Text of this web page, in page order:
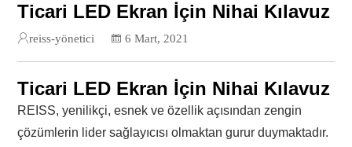
Ticari LED Ekran İçin Nihai Kılavuz
reiss-yönetici 6 Mart, 2021
Ticari LED Ekran İçin Nihai Kılavuz
REISS, yenilikçi, esnek ve özellik açısından zengin
çözümlerin lider sağlayıcısı olmaktan gurur duymaktadır.